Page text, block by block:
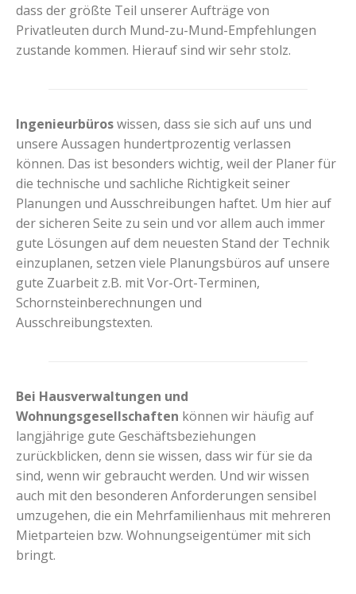
dass der größte Teil unserer Aufträge von
Privatleuten durch Mund-zu-Mund-Empfehlungen
zustande kommen. Hierauf sind wir sehr stolz.
Ingenieurbüroswissen, dass sie sich auf uns und
unsere Aussagen hundertprozentig verlassen
können. Das ist besonders wichtig, weil der Planer für
die technische und sachliche Richtigkeit seiner
Planungen und Ausschreibungen haftet. Um hier auf
der sicheren Seite zu sein und vor allem auch immer
gute Lösungen auf dem neuesten Stand der Technik
einzuplanen, setzen viele Planungsbüros auf unsere
gute Zuarbeit z.B. mit Vor-Ort-Terminen,
Schornsteinberechnungen und
Ausschreibungstexten.
Bei Hausverwaltungen und
Wohnungsgesellschaften können wir häufig auf
langjährige gute Geschäftsbeziehungen
zurückblicken, denn sie wissen, dass wir für sie da
sind, wenn wir gebraucht werden. Und wir wissen
auch mit den besonderen Anforderungen sensibel
umzugehen, die ein Mehrfamilienhaus mit mehreren
Mietparteien bzw. Wohnungseigentümer mit sich
bringt.